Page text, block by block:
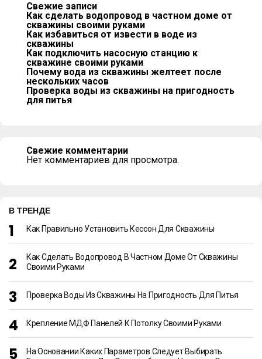
Свежие записи
Как сделать водопровод в частном доме от
скважины своими руками
Как избавиться от извести в воде из
скважины
Как подключить насосную станцию к
скважине своими руками
Почему вода из скважины желтеет после
нескольких часов
Проверка воды из скважины на пригодность
для питья
Свежие комментарии
Нет комментариев для просмотра.
В ТРЕНДЕ
Как Правильно Установить Кессон Для Скважины
Как Сделать Водопровод В Частном Доме От Скважины
Своими Руками
Проверка Воды Из Скважины На Пригодность Для Питья
Крепление МДФ Панелей К Потолку Своими Руками
На Основании Каких Параметров Следует Выбирать